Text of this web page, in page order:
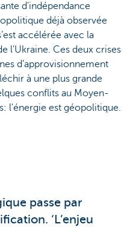
d'indépendance
déjà observée
accélérée avec la
l'Ukraine. Ces deux crises
d’approvisionnement
à une plus grande
conflits au Moyen-
l'énergie est géopolitique.
passe par
‘L’enjeu